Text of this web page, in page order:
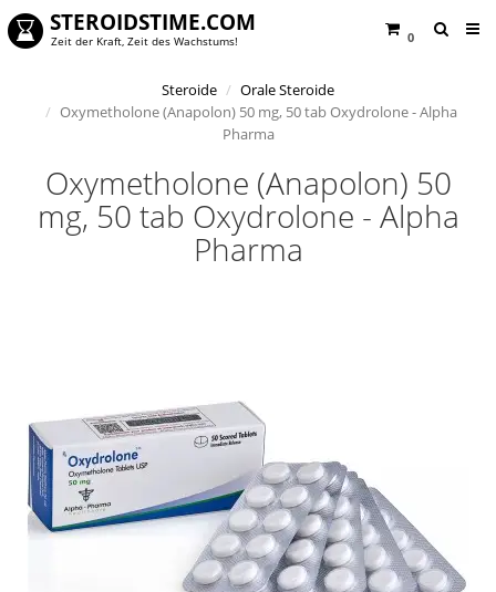
0
STEROIDSTIME.COM
Zeit der Kraft, Zeit des Wachstums!
Steroide
Orale Steroide
Oxymetholone (Anapolon) 50 mg, 50 tab Oxydrolone - Alpha
Pharma
Oxymetholone (Anapolon) 50
mg, 50 tab Oxydrolone - Alpha
Pharma